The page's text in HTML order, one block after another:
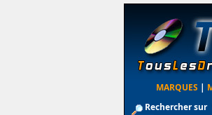
MARQUES |
Rechercher sur